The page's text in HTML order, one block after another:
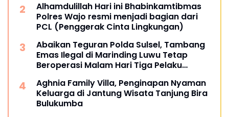
Alhamdulillah Hari ini Bhabinkamtibmas
Polres Wajo resmi menjadi bagian dari
PCL (Penggerak Cinta Lingkungan)
Abaikan Teguran Polda Sulsel, Tambang
Emas Ilegal di Marinding Luwu Tetap
Beroperasi Malam Hari Tiga Pelaku
Aghnia Family Villa, Penginapan Nyaman
Keluarga di Jantung Wisata Tanjung Bira
Bulukumba